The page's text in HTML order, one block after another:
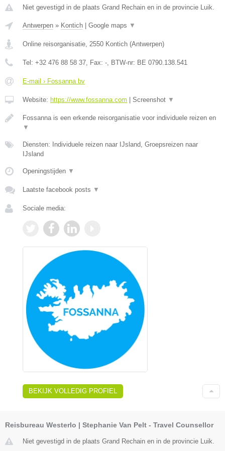
Niet gevestigd in de plaats Grand Rechain en in de provincie Luik.
Antwerpen » Kontich Google maps ▼
Online reisorganisatie 2550 Kontich (Antwerpen)
Tel: +32 476 88 58 37 , Fax: - , BTW-nr: BE 0790.138.541
E-mail › Fossanna bv
Website: https://www.fossanna.com Screenshot ▼
Fossanna is een erkende reisorganisatie voor individuele reizen en
▼
Diensten: Individuele reizen naar IJsland, Groepsreizen naar
IJsland
Openingstijden ▼
Laatste facebook posts ▼
Sociale media:
BEKIJK VOLLEDIG PROFIEL
Reisbureau Westerlo | Stephanie Van Pelt - Travel Counsellor
Niet gevestigd in de plaats Grand Rechain en in de provincie Luik.